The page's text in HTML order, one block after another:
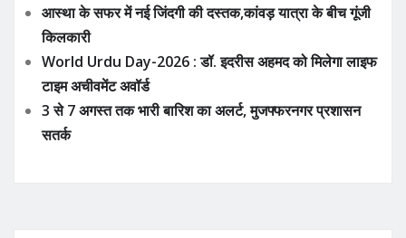
आस्था के सफर में नई जिंदगी की दस्तक,कांवड़ यात्रा के बीच गूंजी
किलकारी
World Urdu Day-2026 : डॉ. इदरीस अहमद को मिलेगा लाइफ
टाइम अचीवमेंट अवॉर्ड
3 से 7 अगस्त तक भारी बारिश का अलर्ट, मुजफ्फरनगर प्रशासन
सतर्क